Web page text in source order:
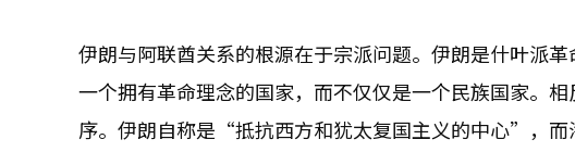
伊朗与阿联酋关系的根源在于宗派问题。伊朗是什叶派
一个拥有革命理念的国家，而不仅仅是一个民族国家。
序。伊朗自称是“抵抗西方和犹太复国主义的中心”，